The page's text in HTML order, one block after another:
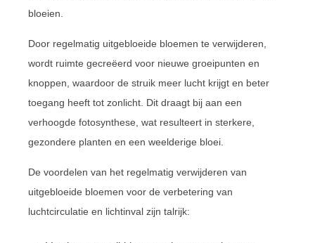
bloeien.
Door regelmatig uitgebloeide bloemen te verwijderen,
wordt ruimte gecreëerd voor nieuwe groeipunten en
knoppen, waardoor de struik meer lucht krijgt en beter
toegang heeft tot zonlicht. Dit draagt bij aan een
verhoogde fotosynthese, wat resulteert in sterkere,
gezondere planten en een weelderige bloei.
De voordelen van het regelmatig verwijderen van
uitgebloeide bloemen voor de verbetering van
luchtcirculatie en lichtinval zijn talrijk: